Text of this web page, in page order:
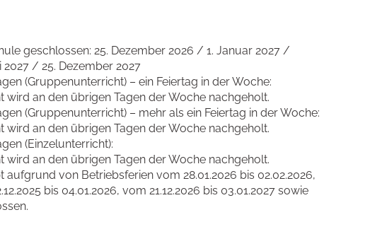
geschlossen: 25. Dezember 2026 / 1. Januar 2027 /
/ 25. Dezember 2027
(Gruppenunterricht) – ein Feiertag in der Woche:
wird an den übrigen Tagen der Woche nachgeholt.
(Gruppenunterricht) – mehr als ein Feiertag in der Woche:
wird an den übrigen Tagen der Woche nachgeholt.
(Einzelunterricht):
wird an den übrigen Tagen der Woche nachgeholt.
von Betriebsferien vom 28.01.2026 bis 02.02.2026,
bis 04.01.2026, vom 21.12.2026 bis 03.01.2027 sowie